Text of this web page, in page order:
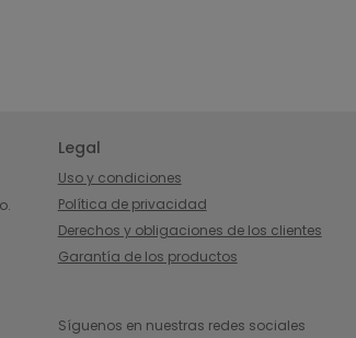
Legal
Uso y condiciones
Política de privacidad
Derechos y obligaciones de los clientes
Garantía de los productos
Síguenos en nuestras redes sociales